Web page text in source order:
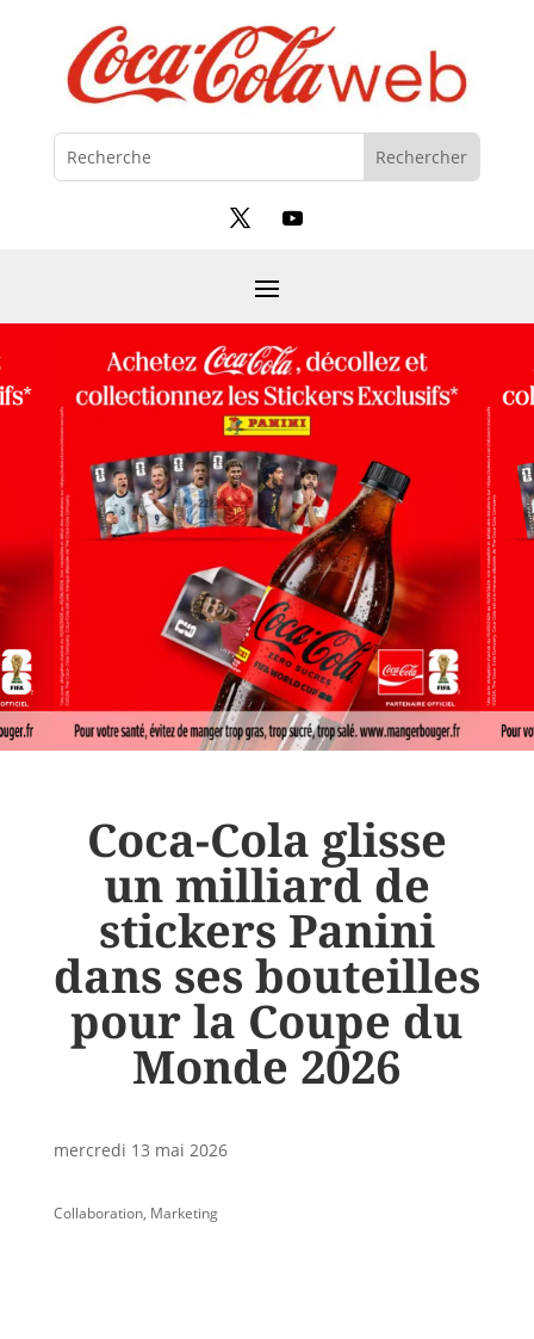
Coca-Cola glisse
un milliard de
stickers Panini
dans ses bouteilles
pour la Coupe du
Monde 2026
mercredi 13 mai 2026
Collaboration, Marketing